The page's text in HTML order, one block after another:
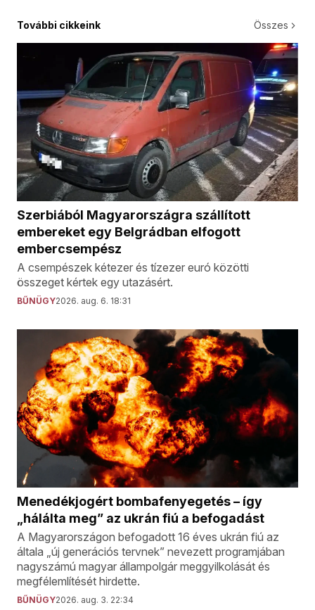
További cikkeink Összes
Szerbiából Magyarországra szállított
embereket egy Belgrádban elfogott
embercsempész
A csempészek kétezer és tízezer euró közötti
összeget kértek egy utazásért.
BŰNÜGY2026. aug. 6. 18:31
Menedékjogért bombafenyegetés – így
„hálálta meg” az ukrán fiú a befogadást
A Magyarországon befogadott 16 éves ukrán fiú az
általa „új generációs tervnek” nevezett programjában
nagyszámú magyar állampolgár meggyilkolását és
megfélemlítését hirdette.
BŰNÜGY2026. aug. 3. 22:34